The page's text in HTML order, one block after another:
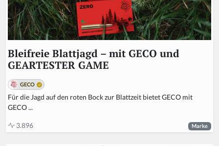
Bleifreie Blattjagd – mit GECO und
GEARTESTER GAME
GECO
Für die Jagd auf den roten Bock zur Blattzeit bietet GECO mit
GECO ...
3.896 Marke